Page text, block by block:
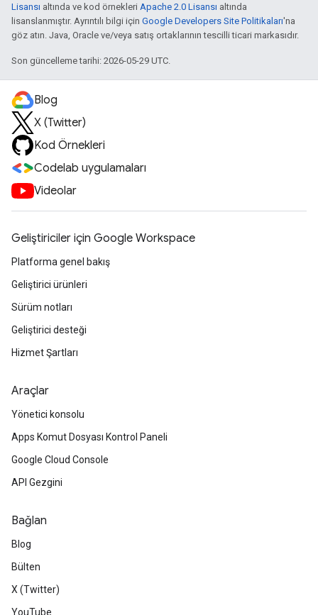
Lisansı altında ve kod örnekleri Apache 2.0 Lisansı altında
lisanslanmıştır. Ayrıntılı bilgi için Google Developers Site Politikaları'na
göz atın. Java, Oracle ve/veya satış ortaklarının tescilli ticari markasıdır.
Son güncelleme tarihi: 2026-05-29 UTC.
Blog
X (Twitter)
Kod Örnekleri
Codelab uygulamaları
Videolar
Geliştiriciler için Google Workspace
Platforma genel bakış
Geliştirici ürünleri
Sürüm notları
Geliştirici desteği
Hizmet Şartları
Araçlar
Yönetici konsolu
Apps Komut Dosyası Kontrol Paneli
Google Cloud Console
API Gezgini
Bağlan
Blog
Bülten
X (Twitter)
YouTube